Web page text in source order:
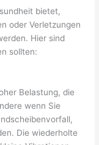
bietet,
oder Verletzungen
Hier sind
sollten:
Belastung, die
wenn Sie
Die wiederholte